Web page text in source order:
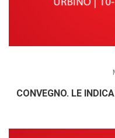
CONVEGNO. LE